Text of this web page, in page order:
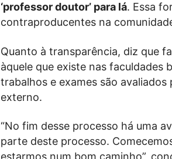
‘professor doutor’ para lá. Essa
contraproducentes na
Quanto à transparência, diz que
àquele que existe nas faculdades
trabalhos e exames são
externo.
“No fim desse processo há uma
parte deste processo.
estarmos num bom caminho”,